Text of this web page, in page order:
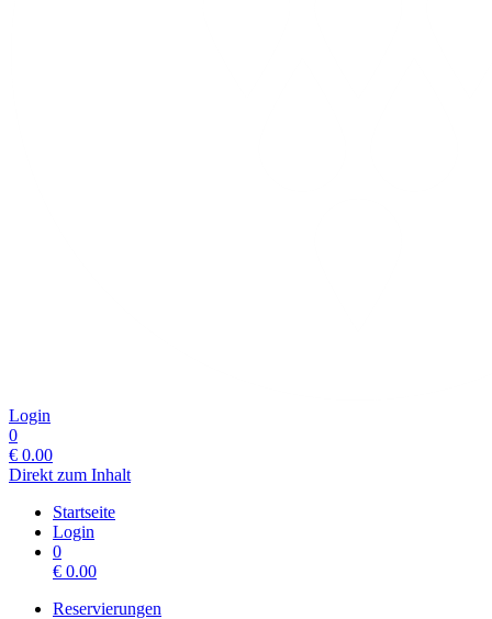
Login
0
€ 0.00
Direkt zum Inhalt
Startseite
Login
0
€ 0.00
Reservierungen